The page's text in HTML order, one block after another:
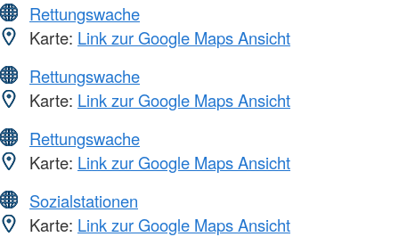
Rettungswache
Karte: Link zur Google Maps Ansicht
Rettungswache
Karte: Link zur Google Maps Ansicht
Rettungswache
Karte: Link zur Google Maps Ansicht
Sozialstationen
Karte: Link zur Google Maps Ansicht